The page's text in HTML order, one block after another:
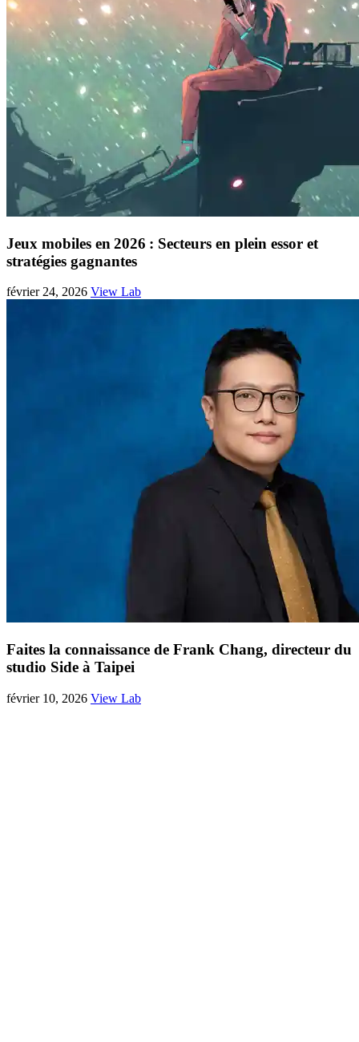
Jeux mobiles en 2026 : Secteurs en plein essor et
stratégies gagnantes
février 24, 2026 View Lab
Faites la connaissance de Frank Chang, directeur du
studio Side à Taipei
février 10, 2026 View Lab